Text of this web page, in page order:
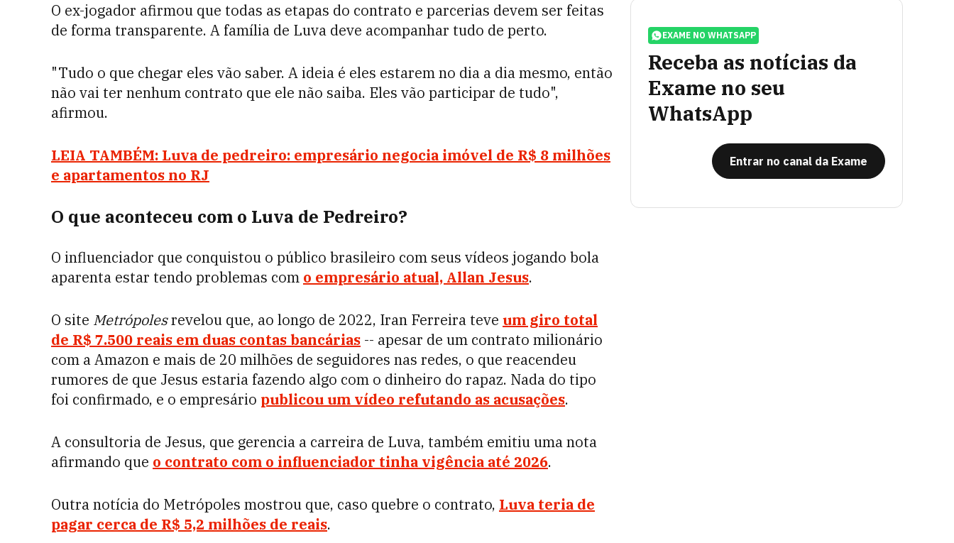
O ex-jogador afirmou que todas as etapas do contrato e parcerias devem ser feitas
de forma transparente. A família de Luva deve acompanhar tudo de perto.
"Tudo o que chegar eles vão saber. A ideia é eles estarem no dia a dia mesmo, então
não vai ter nenhum contrato que ele não saiba. Eles vão participar de tudo",
afirmou.
LEIA TAMBÉM: Luva de pedreiro: empresário negocia imóvel de R$ 8 milhões
e apartamentos no RJ
O que aconteceu com o Luva de Pedreiro?
O influenciador que conquistou o público brasileiro com seus vídeos jogando bola
aparenta estar tendo problemas com o empresário atual, Allan Jesus.
O site Metrópolesrevelou que, ao longo de 2022, Iran Ferreira teve um giro total
de R$ 7.500 reais em duas contas bancárias -- apesar de um contrato milionário
com a Amazon e mais de 20 milhões de seguidores nas redes, o que reacendeu
rumores de que Jesus estaria fazendo algo com o dinheiro do rapaz. Nada do tipo
foi confirmado, e o empresário publicou um vídeo refutando as acusações.
A consultoria de Jesus, que gerencia a carreira de Luva, também emitiu uma nota
afirmando que o contrato com o influenciador tinha vigência até 2026.
Outra notícia do Metrópoles mostrou que, caso quebre o contrato, Luva teria de
pagar cerca de R$ 5,2 milhões de reais.
EXAME NO WHATSAPP
Receba as notícias da
Exame no seu
WhatsApp
Entrar no canal da Exame